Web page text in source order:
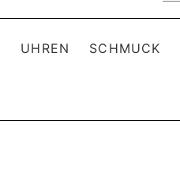
UHREN SCHMUCK